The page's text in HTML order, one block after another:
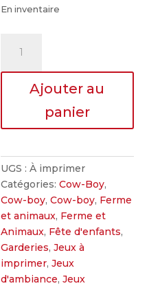
En inventaire
Bingo
Ajouter au
panier
UGS :À imprimer
Catégories:Cow-Boy,
Cow-boy,Cow-boy, Ferme
et animaux, Ferme et
Animaux, Fête d'enfants,
Garderies,Jeux à
imprimer,Jeux
d'ambiance,Jeux